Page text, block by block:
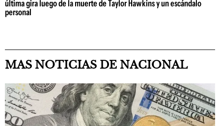
última gira luego de la muerte de Taylor Hawkins y un escándalo
personal
MAS NOTICIAS DE NACIONAL